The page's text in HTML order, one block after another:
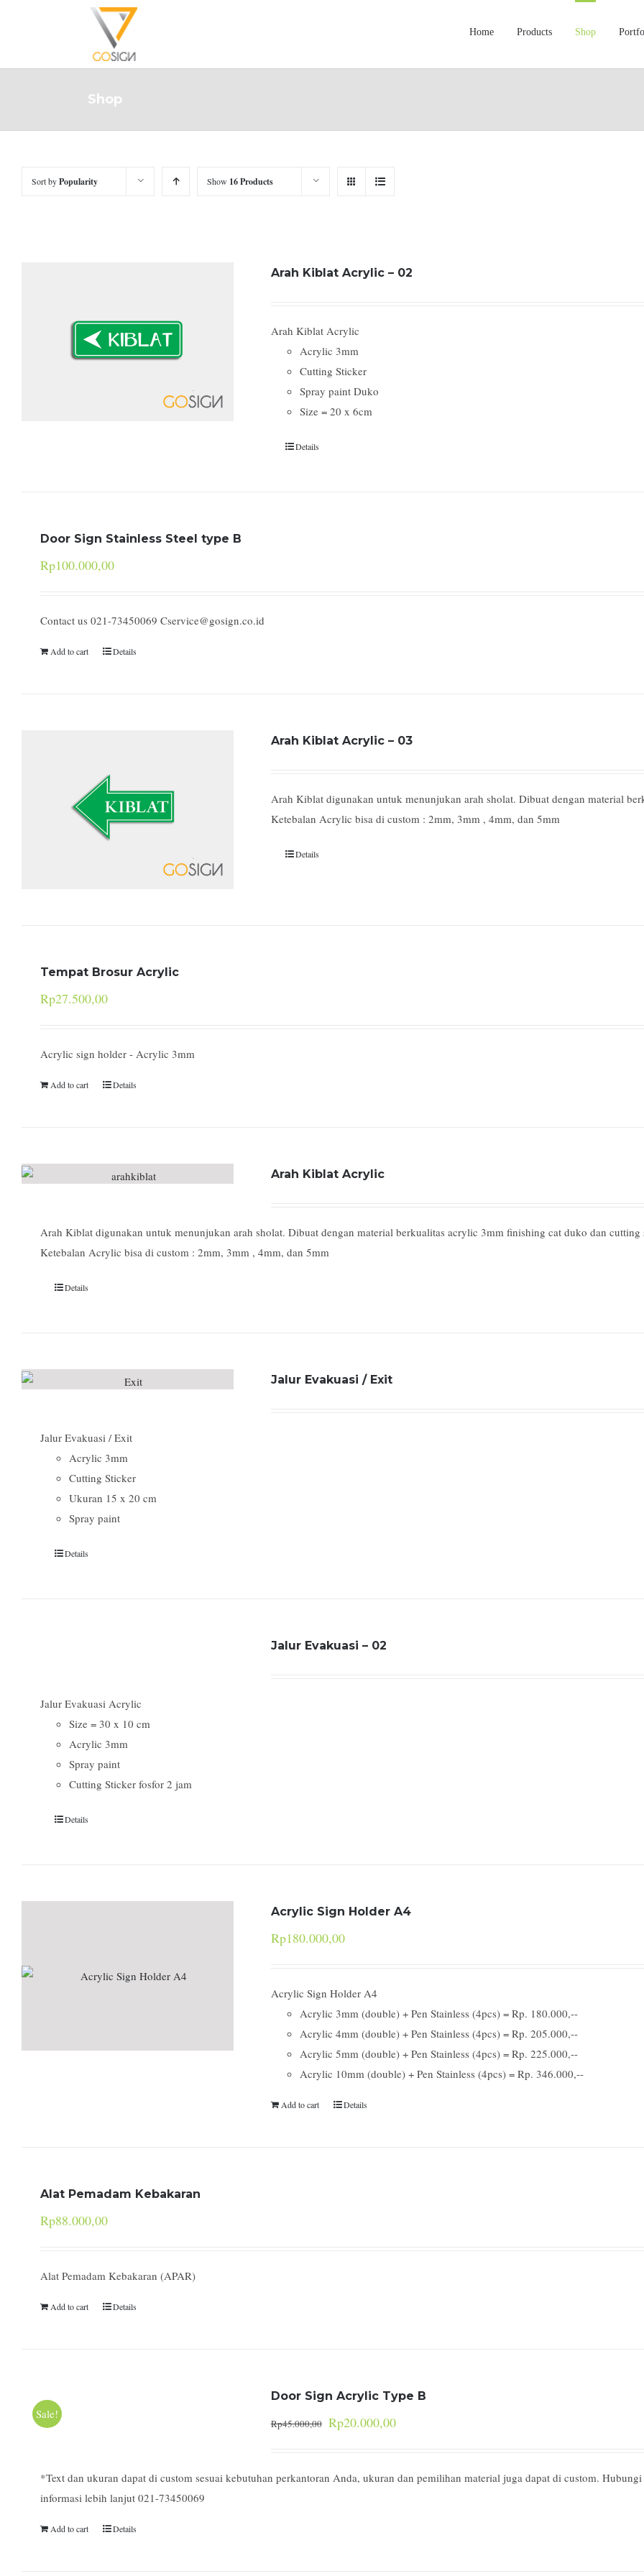
Home Products Shop
Shop
Sort byPopularity Show 16 Products
Arah Kiblat Acrylic – 02
Arah Kiblat Acrylic
Acrylic 3mm
Cutting Sticker
Spray paint Duko
Size = 20 x 6cm
Details
Door Sign Stainless Steel type B
Rp100.000,00
Contact us 021-73450069 Cservice@gosign.co.id
Add to cart Details
Arah Kiblat Acrylic – 03
Arah Kiblat digunakan untuk menunjukan arah sholat. Dibuat dengan material
Ketebalan Acrylic bisa di custom : 2mm, 3mm , 4mm, dan 5mm
Details
Tempat Brosur Acrylic
Rp27.500,00
Acrylic sign holder - Acrylic 3mm
Add to cart Details
Arah Kiblat Acrylic
Arah Kiblat digunakan untuk menunjukan arah sholat. Dibuat dengan material berkualitas acrylic 3mm finishing cat duko dan cutting
Ketebalan Acrylic bisa di custom : 2mm, 3mm , 4mm, dan 5mm
Details
Jalur Evakuasi / Exit
Jalur Evakuasi / Exit
Acrylic 3mm
Cutting Sticker
Ukuran 15 x 20 cm
Spray paint
Details
Jalur Evakuasi – 02
Jalur Evakuasi Acrylic
Size = 30 x 10 cm
Acrylic 3mm
Spray paint
Cutting Sticker fosfor 2 jam
Details
Acrylic Sign Holder A4
Rp180.000,00
Acrylic Sign Holder A4
Acrylic 3mm (double) + Pen Stainless (4pcs) = Rp. 180.000,--
Acrylic 4mm (double) + Pen Stainless (4pcs) = Rp. 205.000,--
Acrylic 5mm (double) + Pen Stainless (4pcs) = Rp. 225.000,--
Acrylic 10mm (double) + Pen Stainless (4pcs) = Rp. 346.000,--
Add to cart Details
Alat Pemadam Kebakaran
Rp88.000,00
Alat Pemadam Kebakaran (APAR)
Add to cart Details
Sale!
Door Sign Acrylic Type B
Rp45.000,00 Rp20.000,00
*Text dan ukuran dapat di custom sesuai kebutuhan perkantoran Anda, ukuran dan pemilihan material juga dapat di custom.
informasi lebih lanjut 021-73450069
Add to cart Details